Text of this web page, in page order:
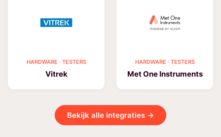
HARDWARE · TESTERS
Vitrek
HARDWARE · TESTERS
Met One Instruments
Bekijk alle integraties →